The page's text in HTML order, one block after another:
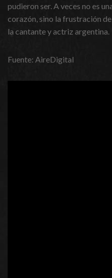
pudieron ser. A veces no es
corazón, sino la frustración
la cantante y actriz argentina.
Fuente: AireDigital